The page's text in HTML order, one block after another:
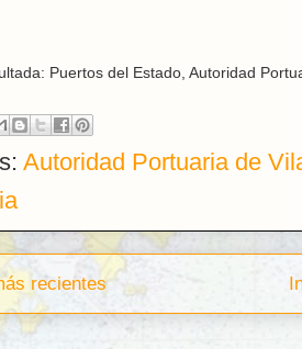
Puertos del Estado, Autoridad
Autoridad Portuaria de
recientes